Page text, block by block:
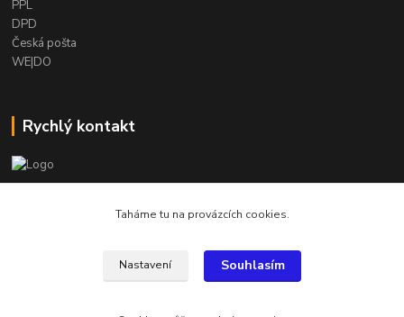
PPL
DPD
Česká pošta
WE|DO
Rychlý kontakt
info@armygalanterie.czTaháme tu na provázcích cookies.
Nastavení Souhlasím